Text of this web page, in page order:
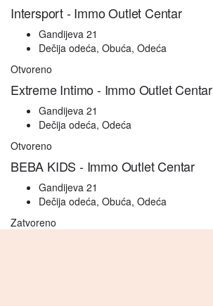
Intersport - Immo Outlet Centar
Gandijeva 21
Dečija odeća, Obuća, Odeća
Otvoreno
Extreme Intimo - Immo Outlet Centar
Gandijeva 21
Dečija odeća, Odeća
Otvoreno
BEBA KIDS - Immo Outlet Centar
Gandijeva 21
Dečija odeća, Obuća, Odeća
Zatvoreno